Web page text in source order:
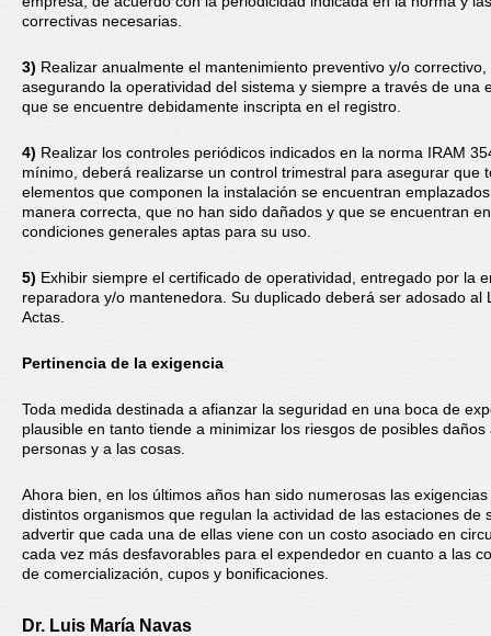
correctivas necesarias.
3) Realizar anualmente el mantenimiento preventivo y/o correctivo,
asegurando la operatividad del sistema y siempre a través de una
que se encuentre debidamente inscripta en el registro.
4) Realizar los controles periódicos indicados en la norma IRAM
mínimo, deberá realizarse un control trimestral para asegurar que
elementos que componen la instalación se encuentran
manera correcta, que no han sido dañados y que se encuentran en
condiciones generales aptas para su uso.
5) Exhibir siempre el certificado de operatividad, entregado por la
reparadora y/o mantenedora. Su duplicado deberá ser adosado al
Actas.
Pertinencia de la exigencia
Toda medida destinada a afianzar la seguridad en una boca de
plausible en tanto tiende a minimizar los riesgos de posibles daños
personas y a las cosas.
Ahora bien, en los últimos años han sido numerosas las
distintos organismos que regulan la actividad de las estaciones de
advertir que cada una de ellas viene con un costo asociado en
cada vez más desfavorables para el expendedor en cuanto a las
de comercialización, cupos y bonificaciones.
Dr. Luis María Navas